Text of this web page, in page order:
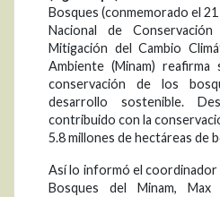
Bosques (conmemorado el
Nacional de
Mitigación del Cambio
Ambiente (Minam)
conservación de los
desarrollo sostenible.
contribuido con la
5.8 millones de hectáreas de
Así lo informó el
Bosques del Minam, Max